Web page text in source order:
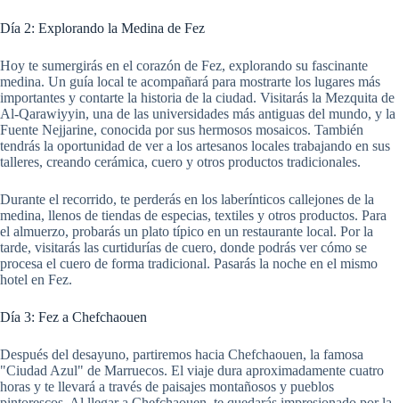
Día 2: Explorando la Medina de Fez
Hoy te sumergirás en el corazón de Fez, explorando su fascinante
medina. Un guía local te acompañará para mostrarte los lugares más
importantes y contarte la historia de la ciudad. Visitarás la Mezquita de
Al-Qarawiyyin, una de las universidades más antiguas del mundo, y la
Fuente Nejjarine, conocida por sus hermosos mosaicos. También
tendrás la oportunidad de ver a los artesanos locales trabajando en sus
talleres, creando cerámica, cuero y otros productos tradicionales.
Durante el recorrido, te perderás en los laberínticos callejones de la
medina, llenos de tiendas de especias, textiles y otros productos. Para
el almuerzo, probarás un plato típico en un restaurante local. Por la
tarde, visitarás las curtidurías de cuero, donde podrás ver cómo se
procesa el cuero de forma tradicional. Pasarás la noche en el mismo
hotel en Fez.
Día 3: Fez a Chefchaouen
Después del desayuno, partiremos hacia Chefchaouen, la famosa
"Ciudad Azul" de Marruecos. El viaje dura aproximadamente cuatro
horas y te llevará a través de paisajes montañosos y pueblos